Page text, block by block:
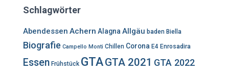
n
a
c
h
:
Schlagwörter
Abendessen Achern Alagna Allgäu baden Biella
Biografie Campello Monti Chillen Corona E4 Enrosadira
Essen Frühstück GTAGTA 2021 GTA 2022